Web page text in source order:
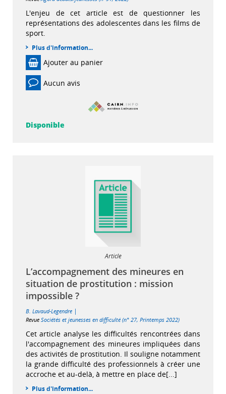
L'enjeu de cet article est de questionner les
représentations des adolescentes dans les films de
sport.
Plus d'information...
Ajouter au panier
Aucun avis
Disponible
Article
L’accompagnement des mineures en
situation de prostitution : mission
impossible ?
B. Lavaud-Legendre |
Revue Sociétés et jeunesses en difficulté (n° 27, Printemps 2022)
Cet article analyse les difficultés rencontrées dans
l'accompagnement des mineures impliquées dans
des activités de prostitution. Il souligne notamment
la grande difficulté des professionnels à créer une
accroche et au-delà, à mettre en place de[...]
Plus d'information...